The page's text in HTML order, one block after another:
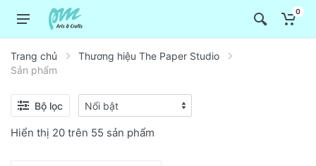
0
Trang chủ
Thương hiệu The Paper Studio
Sản phẩm
Bộ lọc
Hiển thị 20 trên 55 sản phẩm